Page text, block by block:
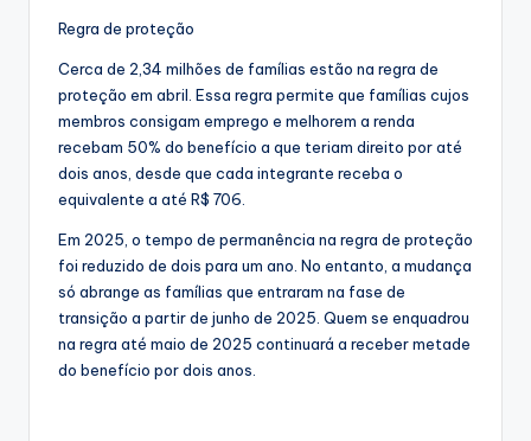
Regra de proteção
Cerca de 2,34 milhões de famílias estão na regra de
proteção em abril. Essa regra permite que famílias cujos
membros consigam emprego e melhorem a renda
recebam 50% do benefício a que teriam direito por até
dois anos, desde que cada integrante receba o
equivalente a até R$ 706.
Em 2025, o tempo de permanência na regra de proteção
foi reduzido de dois para um ano. No entanto, a mudança
só abrange as famílias que entraram na fase de
transição a partir de junho de 2025. Quem se enquadrou
na regra até maio de 2025 continuará a receber metade
do benefício por dois anos.